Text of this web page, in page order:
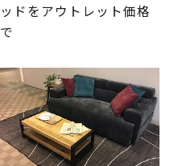
ッドをアウトレット価格
で